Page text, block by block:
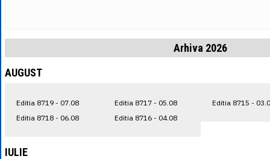
Arhiva 2026
AUGUST
Editia 8719 - 07.08
Editia 8718 - 06.08
Editia 8717 - 05.08
Editia 8716 - 04.08
Editia 8715 -
IULIE